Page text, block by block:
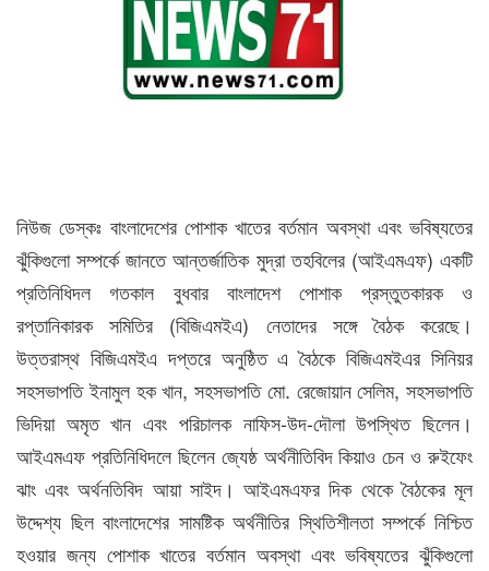
নিউজ ডেস্কঃ বাংলাদেশের পোশাক খাতের বর্তমান অবস্থা এবং ভবিষ্যতের
ঝুঁকিগুলো সম্পর্কে জানতে আন্তর্জাতিক মুদ্রা তহবিলের (আইএমএফ) একটি
প্রতিনিধিদল গতকাল বুধবার বাংলাদেশ পোশাক প্রস্তুতকারক ও
রপ্তানিকারক সমিতির (বিজিএমইএ) নেতাদের সঙ্গে বৈঠক করেছে।
উত্তরাস্থ বিজিএমইএ দপ্তরে অনুষ্ঠিত এ বৈঠকে বিজিএমইএর সিনিয়র
সহসভাপতি ইনামুল হক খান, সহসভাপতি মো. রেজোয়ান সেলিম, সহসভাপতি
ভিদিয়া অমৃত খান এবং পরিচালক নাফিস-উদ-দৌলা উপস্থিত ছিলেন।
আইএমএফ প্রতিনিধিদলে ছিলেন জ্যেষ্ঠ অর্থনীতিবিদ কিয়াও চেন ও রুইফেং
ঝাং এবং অর্থনতিবিদ আয়া সাইদ। আইএমএফর দিক থেকে বৈঠকের মূল
উদ্দেশ্য ছিল বাংলাদেশের সামষ্টিক অর্থনীতির স্থিতিশীলতা সম্পর্কে নিশ্চিত
হওয়ার জন্য পোশাক খাতের বর্তমান অবস্থা এবং ভবিষ্যতের ঝুঁকিগুলো